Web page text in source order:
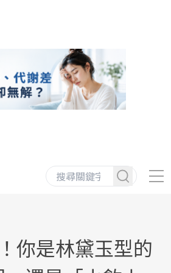
你是林黛玉型的